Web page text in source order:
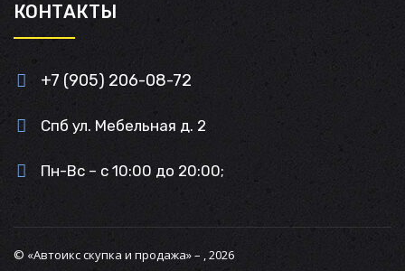
КОНТАКТЫ
+7 (905) 206-08-72
Спб ул. Мебельная д. 2
Пн-Вс – с 10:00 до 20:00;
© «Автоикс скупка и продажа» – , 2026